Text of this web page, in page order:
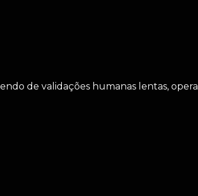
de validações humanas lentas,